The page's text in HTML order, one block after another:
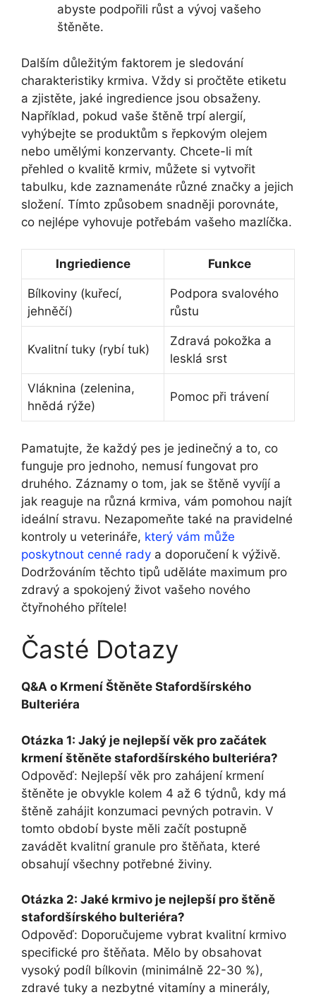
abyste podpořili růst a vývoj vašeho
štěněte.
Dalším důležitým faktorem je sledování
charakteristiky krmiva. Vždy si pročtěte etiketu
a zjistěte, jaké ingredience jsou obsaženy.
Například, pokud vaše štěně trpí alergií,
vyhýbejte se produktům s řepkovým olejem
nebo umělými konzervanty. Chcete-li mít
přehled o kvalitě krmiv, můžete si vytvořit
tabulku, kde zaznamenáte různé značky a jejich
složení. Tímto způsobem snadněji porovnáte,
co nejlépe vyhovuje potřebám vašeho mazlíčka.
Ingriedience Funkce
Bílkoviny (kuřecí,
jehněčí)
Podpora svalového
růstu
Kvalitní tuky (rybí tuk)
Zdravá pokožka a
lesklá srst
Vláknina (zelenina,
hnědá rýže)
Pomoc při trávení
Pamatujte, že každý pes je jedinečný a to, co
funguje pro jednoho, nemusí fungovat pro
druhého. Záznamy o tom, jak se štěně vyvíjí a
jak reaguje na různá krmiva, vám pomohou najít
ideální stravu. Nezapomeňte také na pravidelné
kontroly u veterináře, který vám může
poskytnout cenné rady a doporučení k výživě.
Dodržováním těchto tipů uděláte maximum pro
zdravý a spokojený život vašeho nového
čtyřnohého přítele!
Časté Dotazy
Q&A o Krmení Štěněte Stafordšírského
Bulteriéra
Otázka 1: Jaký je nejlepší věk pro začátek
krmení štěněte stafordšírského bulteriéra?
Odpověď: Nejlepší věk pro zahájení krmení
štěněte je obvykle kolem 4 až 6 týdnů, kdy má
štěně zahájit konzumaci pevných potravin. V
tomto období byste měli začít postupně
zavádět kvalitní granule pro štěňata, které
obsahují všechny potřebné živiny.
Otázka 2: Jaké krmivo je nejlepší pro štěně
stafordšírského bulteriéra?
Odpověď: Doporučujeme vybrat kvalitní krmivo
specifické pro štěňata. Mělo by obsahovat
vysoký podíl bílkovin (minimálně 22-30 %),
zdravé tuky a nezbytné vitamíny a minerály,